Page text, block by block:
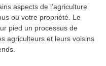
aspects de l’agriculture
ou votre propriété. Le
pied un processus de
agriculteurs et leurs voisins